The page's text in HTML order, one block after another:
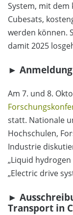
System, mit dem
Cubesats,
werden können.
damit 2025
► Anmeldung
Am 7. und 8.
statt. Nationale
Hochschulen,
Industrie
„Liquid
„Electric drive
►
Transport in